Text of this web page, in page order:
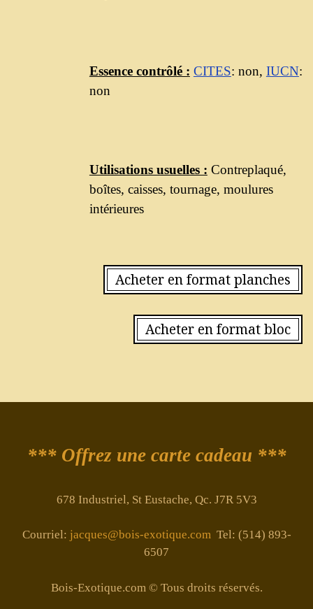
Essence contrôlé : CITES: non, IUCN:
non
Utilisations usuelles : Contreplaqué,
boîtes, caisses, tournage, moulures
intérieures
Acheter en format planches
Acheter en format bloc
*** Offrez une carte cadeau ***
678 Industriel, St Eustache, Qc. J7R 5V3
Courriel: jacques@bois-exotique.comTel: (514) 893-
6507
Bois-Exotique.com © Tous droits réservés.